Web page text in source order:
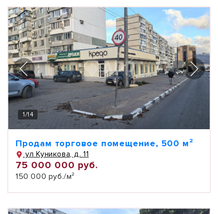
1/14
Продам торговое помещение, 500 м²
ул Куникова, д. 11
75 000 000 руб.
150 000 руб./м²